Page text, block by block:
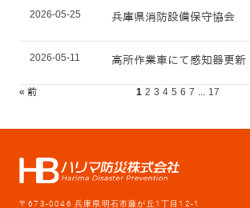
2026-05-25 兵庫県消防設備保守協会
2026-05-11 高所作業車にて感知器更新
« 前 1 2 3 4 5 6 7 17
〒673-0046 兵庫県明石市藤が丘1丁目12-1